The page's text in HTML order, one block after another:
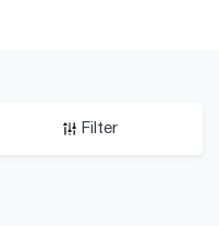
Filter